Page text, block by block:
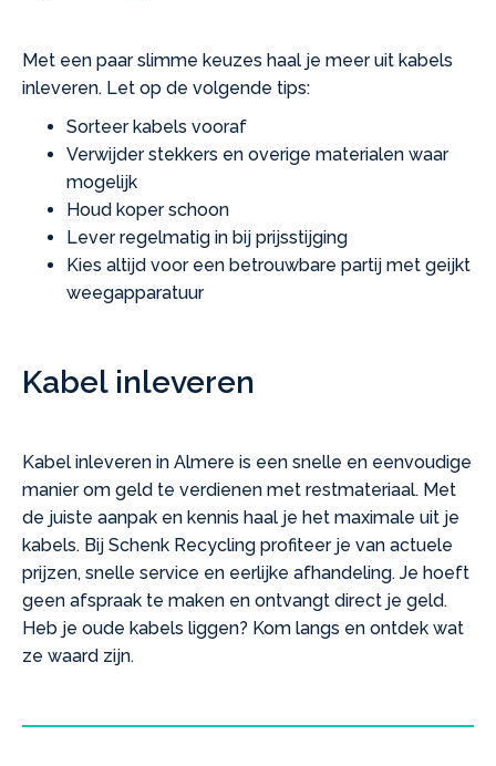
Met een paar slimme keuzes haal je meer uit kabels
inleveren. Let op de volgende tips:
Sorteer kabels vooraf
Verwijder stekkers en overige materialen waar
mogelijk
Houd koper schoon
Lever regelmatig in bij prijsstijging
Kies altijd voor een betrouwbare partij met geijkt
weegapparatuur
Kabel inleveren
Kabel inleveren in Almere is een snelle en eenvoudige
manier om geld te verdienen met restmateriaal. Met
de juiste aanpak en kennis haal je het maximale uit je
kabels. Bij Schenk Recycling profiteer je van actuele
prijzen, snelle service en eerlijke afhandeling. Je hoeft
geen afspraak te maken en ontvangt direct je geld.
Heb je oude kabels liggen? Kom langs en ontdek wat
ze waard zijn.